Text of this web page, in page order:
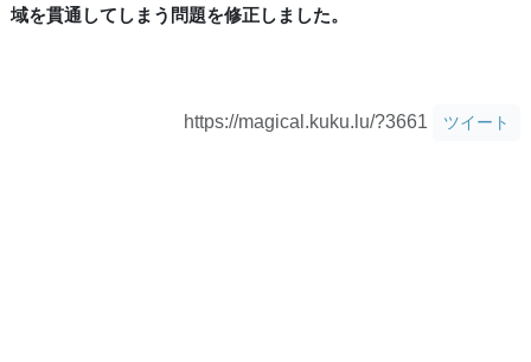
域を貫通してしまう問題を修正しました。
https://magical.kuku.lu/?3661 ツイート